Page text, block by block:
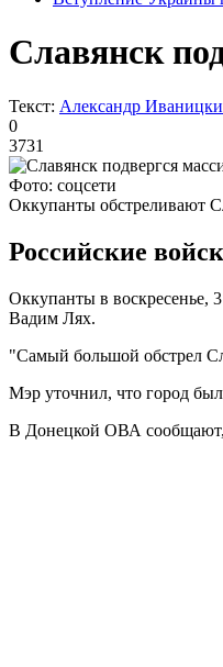
Славянск
Текст: Александр
0
3731
Фото: соцсети
Оккупанты обстреливают
Российские
Оккупанты в воскресенье,
Вадим Лях.
"Самый большой обстрел
Мэр уточнил, что город был
В Донецкой ОВА сообщают,